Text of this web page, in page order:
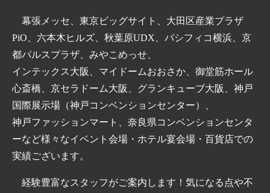
幕張メッセ、東京ビッグサイト、大田区産業プラザ
PiO、六本木ヒルズ、秋葉原UDX、パシフィコ横浜、京
都パルスプラザ、みやこめっせ、
インテックス大阪、マイドームおおさか、御堂筋ホール
心斎橋、京セラドーム大阪、グランキューブ大阪、神戸
国際展示場（神戸コンベンションセンター）、
神戸ファッションマート、奈良県コンベンションセンタ
ーなど様々なイベント会場・ホテル宴会場・百貨店での
実績ございます。
経験豊富なスタッフがご案内します！気になる点や不